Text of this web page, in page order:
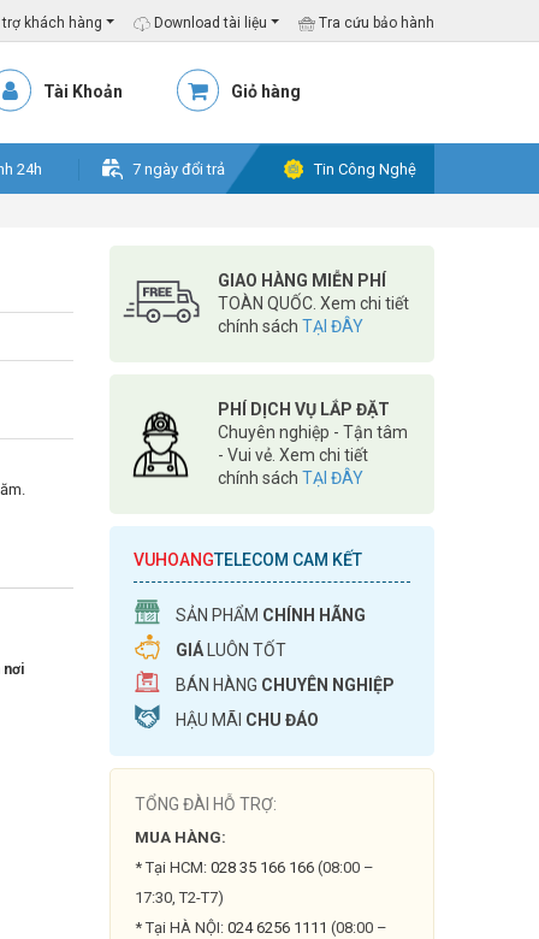
khách hàng Download tài liệu Tra cứu bảo hành
Tài Khoản Giỏ hàng
24h 7 ngày đổi trả Tin Công Nghệ
nơi
GIAO HÀNG MIỄN PHÍ
TOÀN QUỐC. Xem chi tiết
chính sách TẠI ĐÂY
PHÍ DỊCH VỤ LẮP ĐẶT
Chuyên nghiệp - Tận tâm
- Vui vẻ. Xem chi tiết
chính sách TẠI ĐÂY
VUHOANGTELECOM CAM KẾT
SẢN PHẨM CHÍNH HÃNG
GIÁ LUÔN TỐT
BÁN HÀNG CHUYÊN NGHIỆP
HẬU MÃI CHU ĐÁO
TỔNG ĐÀI HỖ TRỢ:
MUA HÀNG:
* Tại HCM: 028 35 166 166 (08:00 –
17:30, T2-T7)
* Tại HÀ NỘI: 024 6256 1111 (08:00 –